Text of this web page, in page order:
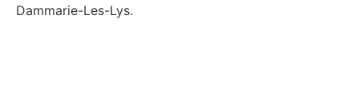
Dammarie-Les-Lys.